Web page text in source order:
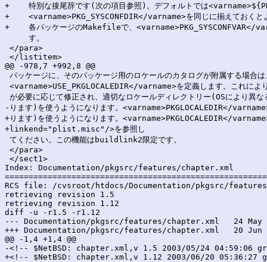
+    特別な接尾辞です(次の項目参照)。デフォルトでは
+    <varname>PKG_SYSCONFDIR</varname>を同じに揃えておくと
+    各パッケージのMakefileで、<varname>PKG_SYSCONFVAR</
     す。
</para>
</listitem>
@@ -978,7 +992,8 @@
パッケージに、そのパッケージ用のロケールのカタログが附属する場合は
<varname>USE_PKGLOCALEDIR</varname>を定義します。これ
が必要に応じて修正され、適切なロケールディレクトリー(OSにより異な
-ります)を使うようになります。<varname>PKGLOCALEDIR</
+ります)を使うようになります。<varname>PKGLOCALEDIR</
+linkend="plist.misc"/>を参照し
てください。この機能はbuildlink2限定です。
</para>
</sect1>
Index: Documentation/pkgsrc/features/chapter.xml
RCS file: /cvsroot/htdocs/Documentation/pkgsrc/
retrieving revision 1.5
retrieving revision 1.12
diff -u -r1.5 -r1.12
--- Documentation/pkgsrc/features/chapter.xml	24 May 2003 04:59:06 -0000	1.5
+++ Documentation/pkgsrc/features/chapter.xml	20 Jun 2003 05:36:27 -0000	1.12
@@ -1,4 +1,4 @@
-<!-- $NetBSD: chapter.xml,v 1.5 2003/05/24 04:59:06
+<!-- $NetBSD: chapter.xml,v 1.12 2003/06/20 05:36:27